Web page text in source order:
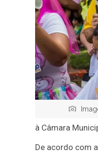
à Câmara
De acordo com